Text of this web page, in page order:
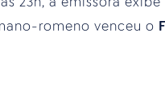
romeno venceu o